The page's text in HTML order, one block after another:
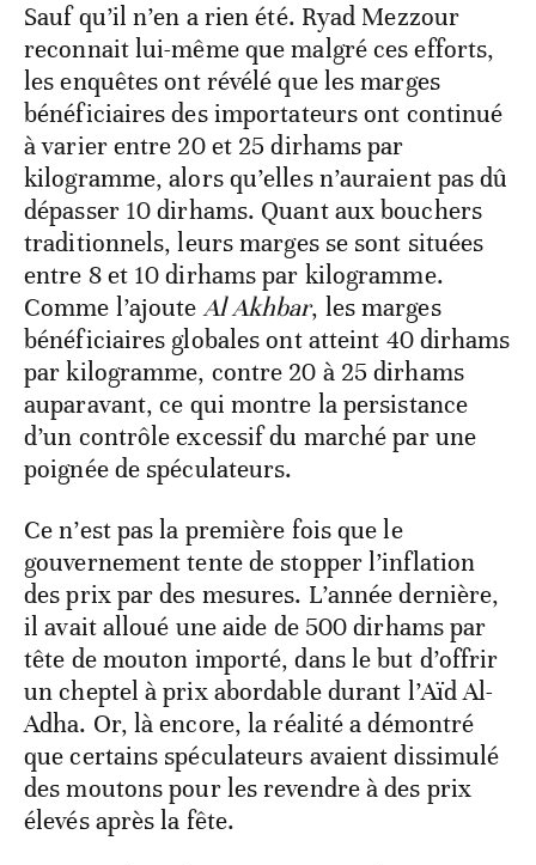
Sauf qu’il n’en a rien été. Ryad Mezzour
reconnait lui-même que malgré ces efforts,
les enquêtes ont révélé que les marges
bénéficiaires des importateurs ont continué
à varier entre 20 et 25 dirhams par
kilogramme, alors qu’elles n’auraient pas dû
dépasser 10 dirhams. Quant aux bouchers
traditionnels, leurs marges se sont situées
entre 8 et 10 dirhams par kilogramme.
Comme l’ajouteAl Akhbar, les marges
bénéficiaires globales ont atteint 40 dirhams
par kilogramme, contre 20 à 25 dirhams
auparavant, ce qui montre la persistance
d’un contrôle excessif du marché par une
poignée de spéculateurs.
Ce n’est pas la première fois que le
gouvernement tente de stopper l’inflation
des prix par des mesures. L’année dernière,
il avait alloué une aide de 500 dirhams par
tête de mouton importé, dans le but d’offrir
un cheptel à prix abordable durant l’Aïd Al-
Adha. Or, là encore, la réalité a démontré
que certains spéculateurs avaient dissimulé
des moutons pour les revendre à des prix
élevés après la fête.